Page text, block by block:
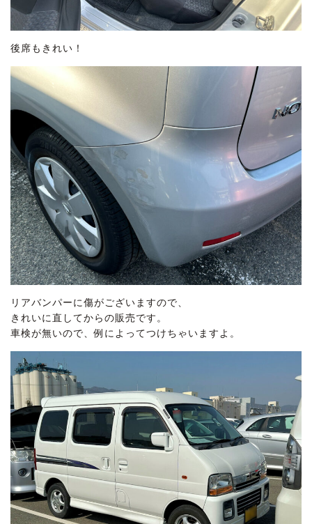
後席もきれい！
リアバンパーに傷がございますので、
きれいに直してからの販売です。
車検が無いので、例によってつけちゃいますよ。